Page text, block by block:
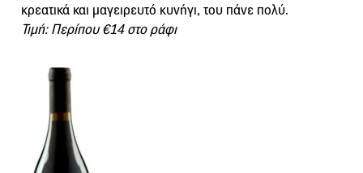
κρεατικά και μαγειρευτό κυνήγι, του πάνε πολύ.
Τιμή: Περίπου €14 στο ράφι